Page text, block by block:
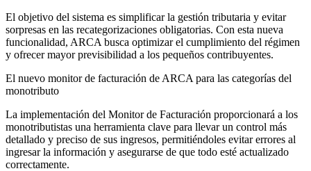
El objetivo del sistema es simplificar la gestión tributaria y evitar
sorpresas en las recategorizaciones obligatorias. Con esta nueva
funcionalidad, ARCA busca optimizar el cumplimiento del régimen
y ofrecer mayor previsibilidad a los pequeños contribuyentes.
El nuevo monitor de facturación de ARCA para las categorías del
monotributo
La implementación del Monitor de Facturación proporcionará a los
monotributistas una herramienta clave para llevar un control más
detallado y preciso de sus ingresos, permitiéndoles evitar errores al
ingresar la información y asegurarse de que todo esté actualizado
correctamente.